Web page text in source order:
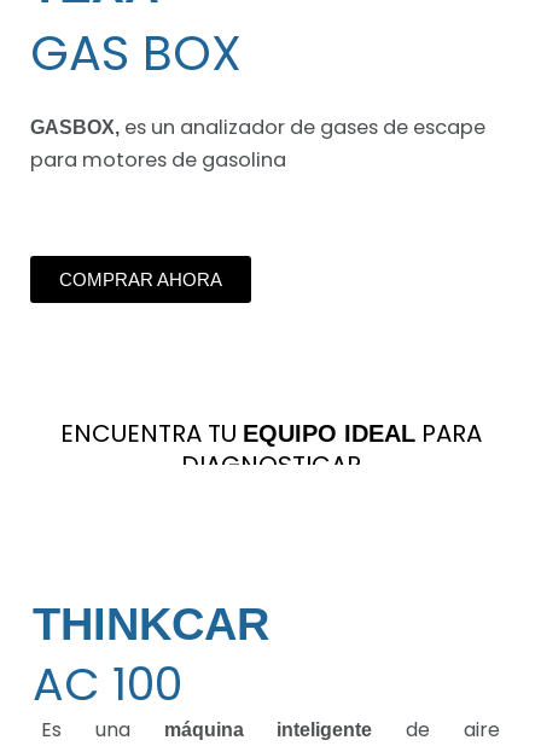
GAS BOX
GASBOX, es un analizador de gases de escape
para motores de gasolina
COMPRAR AHORA
ENCUENTRA TU EQUIPO IDEALPARA
DIAGNOSTICAR
THINKCAR
AC 100
Es una máquina inteligente
de aire